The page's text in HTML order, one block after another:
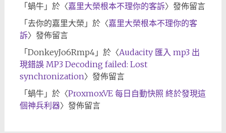
「蝸牛」於〈嘉里大榮根本不理你的客訴〉發佈留言
「去你的嘉里大榮 」於〈嘉里大榮根本不理你的客
訴〉發佈留言
「DonkeyJo6Rmp4」於〈Audacity 匯入 mp3 出
現錯誤 MP3 Decoding failed: Lost
synchronization〉發佈留言
「蝸牛」於〈ProxmoxVE 每日自動快照 終於發現這
個神兵利器〉發佈留言